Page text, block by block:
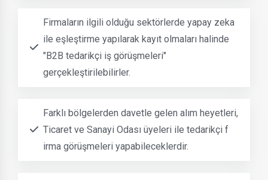
Firmaların ilgili olduğu sektörlerde yapay zeka
ile eşleştirme yapılarak kayıt olmaları halinde
"B2B tedarikçi iş görüşmeleri"
gerçekleştirilebilirler.
Farklı bölgelerden davetle gelen alım heyetleri,
Ticaret ve Sanayi Odası üyeleri ile tedarikçi f
irma görüşmeleri yapabileceklerdir.